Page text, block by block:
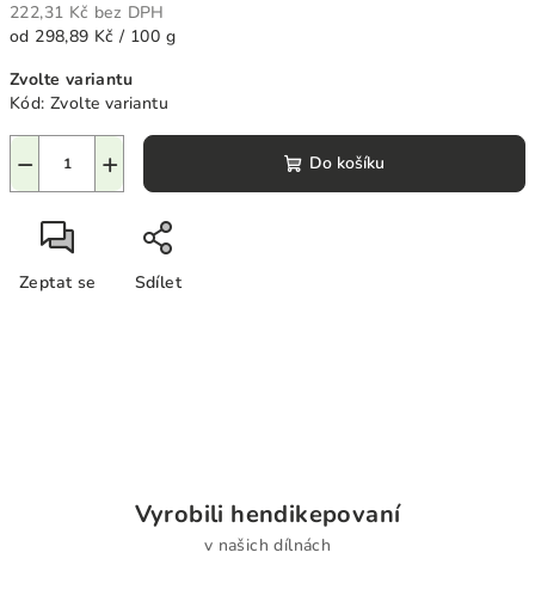
222,31 Kč bez DPH
Měrná
od 298,89 Kč / 100 g
Zvolte variantu
Kód: Zvolte variantu
+
− Do košíku
Zeptat se Sdílet
Vyrobili hendikepovaní
v našich dílnách